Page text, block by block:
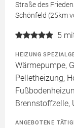
Straße des
Schönfeld (25km
5
HEIZUNG
Wärmepumpe,
Pelletheizung,
Brennstoffzelle,
ANGEBOTENE